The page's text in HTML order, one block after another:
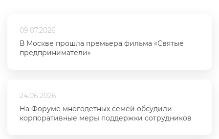
09.07.2026
В Москве прошла премьера фильма «Святые
предприниматели»
24.06.2026
На Форуме многодетных семей обсудили
корпоративные меры поддержки сотрудников